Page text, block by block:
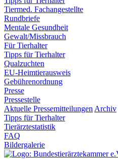
Tiermed. Fachangestellte
Rundbriefe
Mentale Gesundheit
Gewalt/Missbrauch
Für Tierhalter
Tipps für Tierhalter
Qualzuchten
EU-Heimtierausweis
Gebührenordnung
Presse
Pressestelle
Aktuelle Pressemitteilungen Archiv
Tipps für Tierhalter
Tierärztestatistik
FAQ
Bildergalerie